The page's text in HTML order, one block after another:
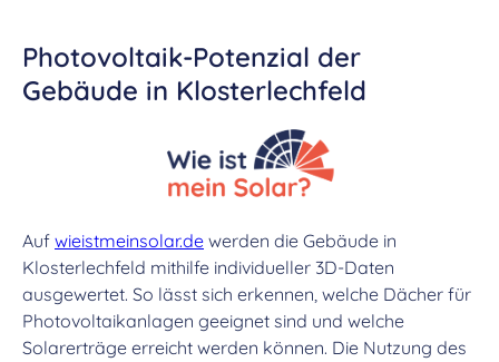
Photovoltaik-Potenzial der
Gebäude in Klosterlechfeld
Auf wieistmeinsolar.de werden die Gebäude in
Klosterlechfeld mithilfe individueller 3D-Daten
ausgewertet. So lässt sich erkennen, welche Dächer für
Photovoltaikanlagen geeignet sind und welche
Solarerträge erreicht werden können. Die Nutzung des